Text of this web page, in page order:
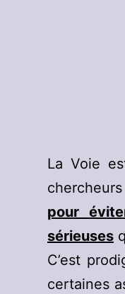
La Voie
pour
sérieuses
C’est
certaines